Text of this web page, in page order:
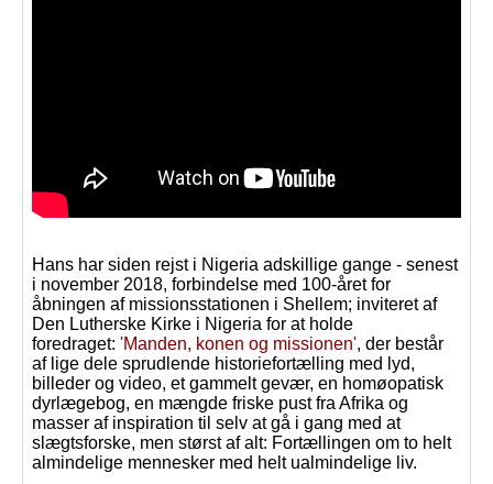
Hans har siden rejst i Nigeria adskillige gange - senest
i november 2018, forbindelse med 100-året for
åbningen af missionsstationen i Shellem; inviteret af
Den Lutherske Kirke i Nigeria for at holde
foredraget: 'Manden, konen og missionen', der består
af lige dele sprudlende historiefortælling med lyd,
billeder og video, et gammelt gevær, en homøopatisk
dyrlægebog, en mængde friske pust fra Afrika og
masser af inspiration til selv at gå i gang med at
slægtsforske, men størst af alt: Fortællingen om to helt
almindelige mennesker med helt ualmindelige liv.